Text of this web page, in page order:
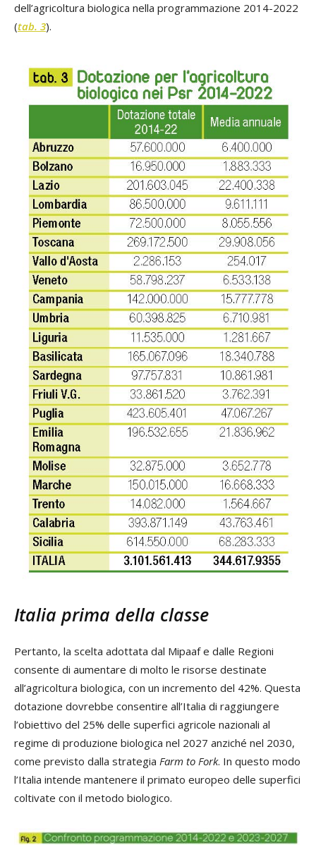
dell’agricoltura biologica nella programmazione 2014-2022
(tab. 3).
Italia prima della classe
Pertanto, la scelta adottata dal Mipaaf e dalle Regioni
consente di aumentare di molto le risorse destinate
all’agricoltura biologica, con un incremento del 42%. Questa
dotazione dovrebbe consentire all’Italia di raggiungere
l’obiettivo del 25% delle superfici agricole nazionali al
regime di produzione biologica nel 2027 anziché nel 2030,
come previsto dalla strategia Farm to Fork. In questo modo
l’Italia intende mantenere il primato europeo delle superfici
coltivate con il metodo biologico.